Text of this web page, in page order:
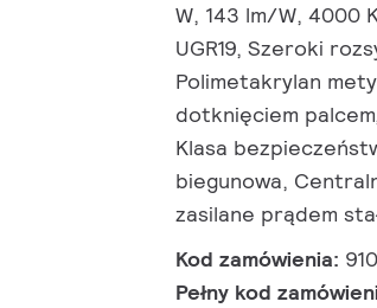
W, 143 lm/W, 4000
UGR19, Szeroki
Polimetakrylan
dotknięciem
Klasa
biegunowa,
zasilane prądem
Kod zamówienia:
Pełny kod